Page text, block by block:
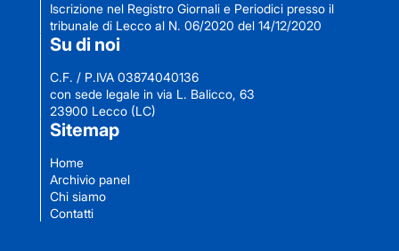
Iscrizione nel Registro Giornali e Periodici presso il
tribunale di Lecco al N. 06/2020 del 14/12/2020
Su di noi
C.F. / P.IVA 03874040136
con sede legale in via L. Balicco, 63
23900 Lecco (LC)
Sitemap
Home
Archivio panel
Chi siamo
Contatti